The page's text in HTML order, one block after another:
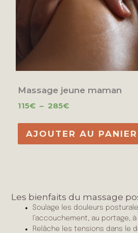
Massage jeune maman
115€ – 285€
AJOUTER AU PANIER
Les bienfaits du massage
Soulage les douleurs
l’accouchement, au portage, à
Relâche les tensions dans le